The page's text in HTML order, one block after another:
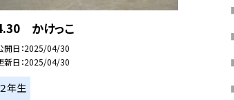
かけっこ
開日 2025/04/30
新日 2025/04/30
２年生